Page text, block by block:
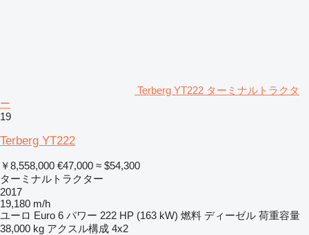
Terberg YT222 ターミナルトラクタ
ー
19
Terberg YT222
￥8,558,000 €47,000 ≈ $54,300
ターミナルトラクター
2017
19,180 m/h
ユーロ Euro 6 パワー 222 HP (163 kW) 燃料 ディーゼル 荷重容量
38,000 kg アクスル構成 4x2